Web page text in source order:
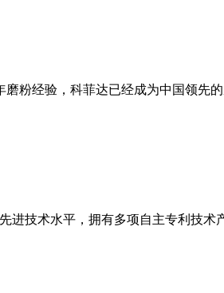
粉经验，科菲达已经成为中国领
进技术水平，拥有多项自主专利技